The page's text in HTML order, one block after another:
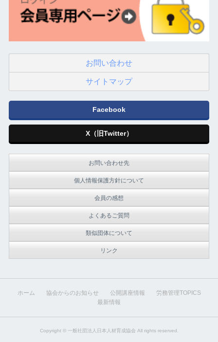
お問い合わせ
サイトマップ
Facebook
X（旧Twitter）
お問い合わせ先
個人情報保護方針について
会員の感想
よくあるご質問
類似団体について
リンク
ホーム 協会からのお知らせ 公開講座情報
労務管理TOPICS
最新情報
Copyright © 一般社団法人日本人材育成協会 All rights reserved.